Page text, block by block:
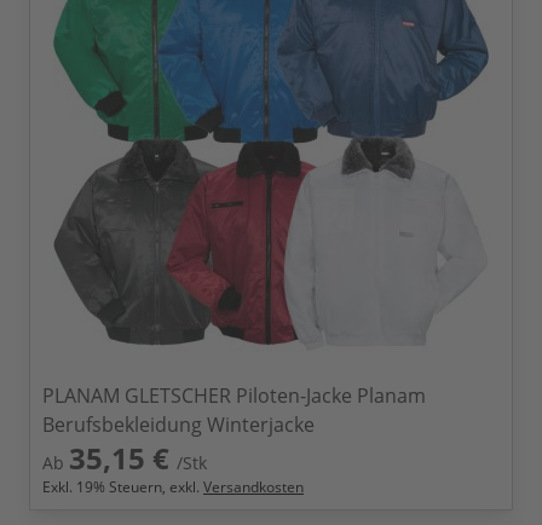
PLANAM GLETSCHER Piloten-Jacke Planam
Berufsbekleidung Winterjacke
Ab 35,15 € /Stk
Exkl. 19% Steuern, exkl. Versandkosten